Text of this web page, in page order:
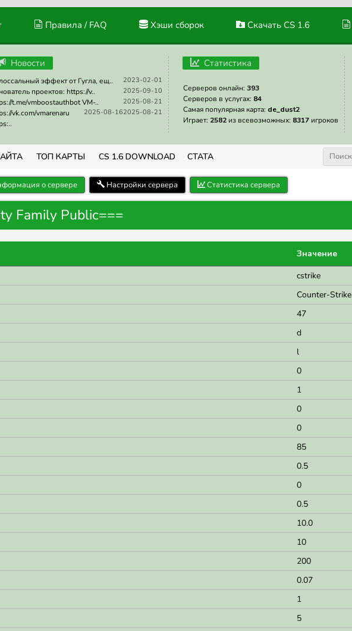
Правила / FAQ Хэши сборок Скачать CS 1.6
Новости
2023-02-01
эффект от Гугла, ещ..
2025-09-10
проектов: https://v..
2025-08-21
t.me/vmboostauthbot VM-..
2025-08-21
2025-08-16
vk.com/vmarenaru
Статистика
Серверов онлайн: 393
Серверов в услугах: 84
Самая популярная карта: de_dust2
Играет: 2582 из всевозможных: 8317 игроков
ТОП КАРТЫ CS 1.6 DOWNLOAD СТАТА
о сервере Настройки сервера Статистика сервера
Family Public===
Значение
cstrike
Counter-Strike
47
d
l
0
1
0
0
85
0.5
0
0.5
10.0
10
200
0.07
1
5